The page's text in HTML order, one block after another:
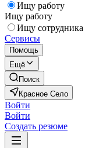
Ищу работу
Ищу работу
Ищу сотрудника
Сервисы
Помощь
Ещё
Поиск
Красное Село
Войти
Войти
Создать резюме